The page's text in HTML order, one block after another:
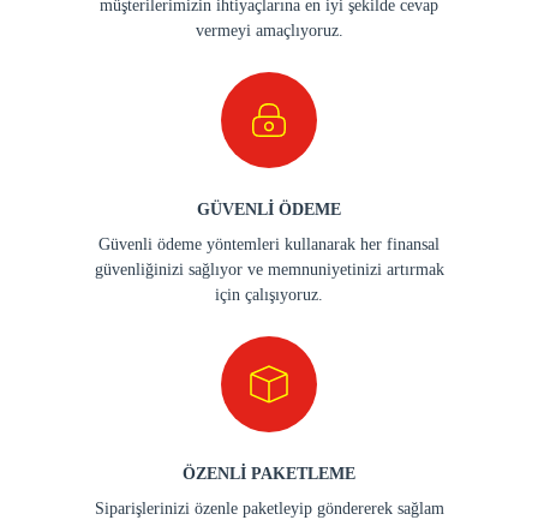
müşterilerimizin ihtiyaçlarına en iyi şekilde cevap
vermeyi amaçlıyoruz.
GÜVENLİ ÖDEME
Güvenli ödeme yöntemleri kullanarak her finansal
güvenliğinizi sağlıyor ve memnuniyetinizi artırmak
için çalışıyoruz.
ÖZENLİ PAKETLEME
Siparişlerinizi özenle paketleyip göndererek sağlam